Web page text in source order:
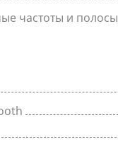
частоты и полосы